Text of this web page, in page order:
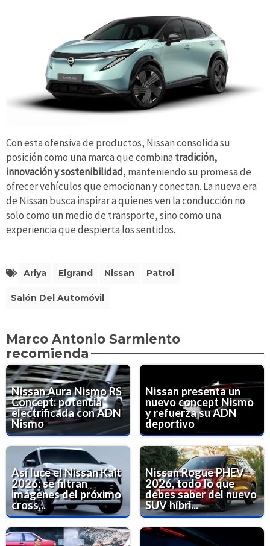
Con esta ofensiva de productos, Nissan consolida su
posición como una marca que combina tradición,
innovación y sostenibilidad, manteniendo su promesa de
ofrecer vehículos que emocionan y conectan. La nueva era
de Nissan busca inspirar a quienes ven la conducción no
solo como un medio de transporte, sino como una
experiencia que despierta los sentidos.
Ariya Elgrand Nissan Patrol
Salón Del Automóvil
Marco Antonio Sarmiento
recomienda
Nissan Aura Nismo RS
Concept: potencia
electrificada con ADN
Nismo
Nissan presenta un
nuevo concept Nismo
y refuerza su ADN
deportivo
Así luce el Nissan Kait
2026: se filtran
imágenes del próximo
cross...
Nissan Rogue PHEV
2026, todo lo que
debes saber del nuevo
SUV híbri...